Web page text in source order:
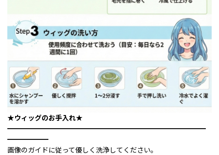
★ウィッグのお手入れ★
━━━━━━━━━━━━━━━━━━━━━━━━━━━━━
━━━━━━
画像のガイドに従って優しく洗浄してください。